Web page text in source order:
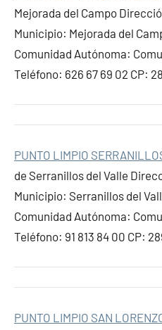
Mejorada del Campo
Municipio: Mejorada del
Comunidad Autónoma:
Teléfono: 626 67 69 02 CP:
PUNTO LIMPIO
de Serranillos del Valle
Municipio: Serranillos del
Comunidad Autónoma:
Teléfono: 91 813 84 00 CP:
PUNTO LIMPIO SAN